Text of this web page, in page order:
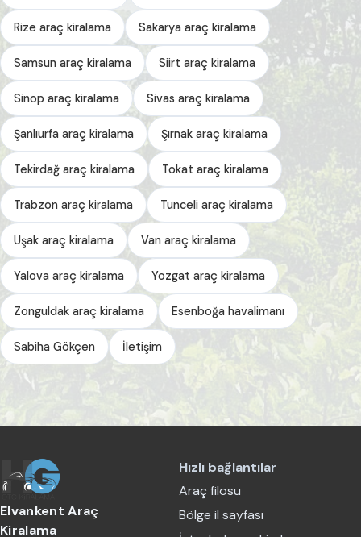
Rize araç kiralama Sakarya araç kiralama
Samsun araç kiralama Siirt araç kiralama
Sinop araç kiralama Sivas araç kiralama
Şanlıurfa araç kiralama Şırnak araç kiralama
Tekirdağ araç kiralama Tokat araç kiralama
Trabzon araç kiralama Tunceli araç kiralama
Uşak araç kiralama Van araç kiralama
Yalova araç kiralama Yozgat araç kiralama
Zonguldak araç kiralama Esenboğa havalimanı
Sabiha Gökçen İletişim
Elvankent Araç
Kiralama
Hızlı bağlantılar
Araç filosu
Bölge il sayfası